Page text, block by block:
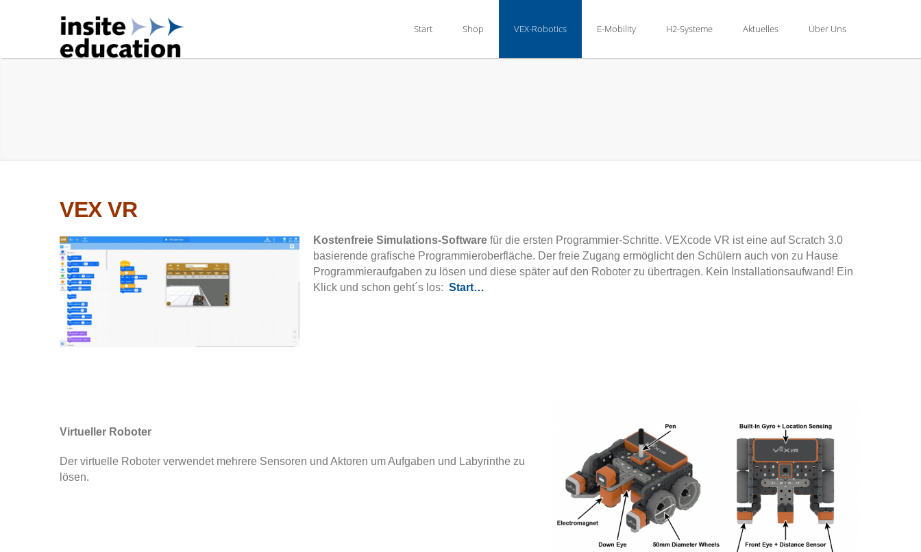
Start Shop VEX-Robotics E-Mobility H2-Systeme Aktuelles Über Uns
VEX VR
Kostenfreie Simulations-Software für die ersten Programmier-Schritte. VEXcode VR ist eine auf Scratch 3.0
basierende grafische Programmieroberfläche. Der freie Zugang ermöglicht den Schülern auch von zu Hause
Programmieraufgaben zu lösen und diese später auf den Roboter zu übertragen. Kein Installationsaufwand! Ein
Klick und schon geht´s los: Start…
Virtueller Roboter
Der virtuelle Roboter verwendet mehrere Sensoren und Aktoren um Aufgaben und Labyrinthe zu
lösen.